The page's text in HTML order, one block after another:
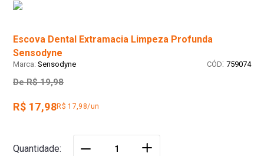
Escova Dental Extramacia Limpeza Profunda
Sensodyne
Sensodyne : 759074
De R$ 19,98
R$ 17,98R$ 17,98/un
Quantidade ＋